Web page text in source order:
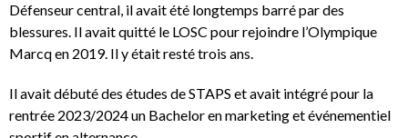
Défenseur central, il avait été longtemps barré par des
blessures. Il avait quitté le LOSC pour rejoindre l’Olympique
Marcq en 2019. Il y était resté trois ans.
Il avait débuté des études de STAPS et avait intégré pour la
rentrée 2023/2024 un Bachelor en marketing et événementiel